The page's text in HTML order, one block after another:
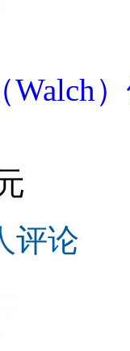
Walch
评论